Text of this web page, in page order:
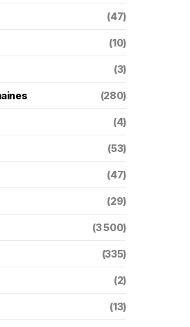
(47)
(10)
(3)
(280)
(4)
(53)
(47)
(29)
(3 500)
(335)
(2)
(13)